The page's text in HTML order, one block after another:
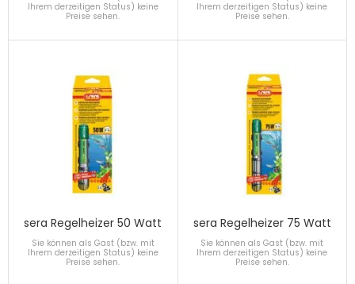
Ihrem derzeitigen Status) keine
Preise sehen.
Ihrem derzeitigen Status) keine
Preise sehen.
sera Regelheizer 50 Watt
Sie können als Gast (bzw. mit
Ihrem derzeitigen Status) keine
Preise sehen.
sera Regelheizer 75 Watt
Sie können als Gast (bzw. mit
Ihrem derzeitigen Status) keine
Preise sehen.